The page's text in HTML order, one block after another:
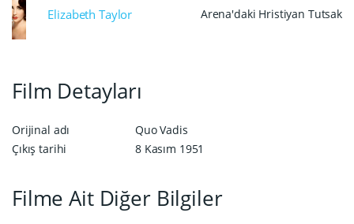
Elizabeth Taylor Arena'daki Hristiyan Tutsak
Film Detayları
Orijinal adı
Quo Vadis
Çıkış tarihi
8 Kasım 1951
Filme Ait Diğer Bilgiler